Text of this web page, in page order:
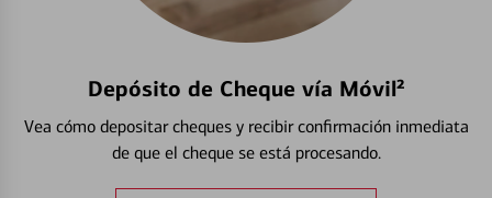
Depósito de Cheque vía Móvil²
Vea cómo depositar cheques y recibir confirmación inmediata
de que el cheque se está procesando.